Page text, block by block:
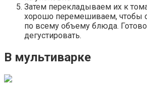
Затем перекладываем их к
хорошо перемешиваем, чтобы
по всему объему блюда.
дегустировать.
В мультиварке